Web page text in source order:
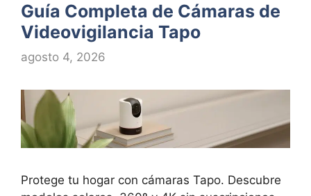
Guía Completa de Cámaras de
Videovigilancia Tapo
agosto 4, 2026
Protege tu hogar con cámaras Tapo. Descubre